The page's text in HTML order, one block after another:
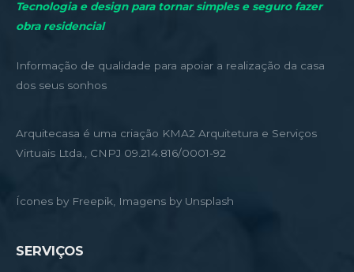
Tecnologia e design para tornar simples e seguro fazer
obra residencial
Informação de qualidade para apoiar a realização da casa
dos seus sonhos
Arquitecasa é uma criação KMA2 Arquitetura e Serviços
Virtuais Ltda., CNPJ 09.214.816/0001-92
Ícones by Freepik, Imagens by Unsplash
SERVIÇOS